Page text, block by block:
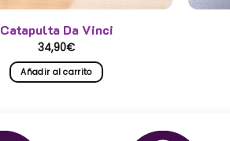
Catapulta Da Vinci
34,90€
Añadir al carrito